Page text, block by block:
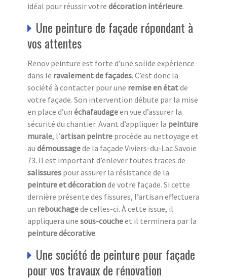
idéal pour réussir votre décoration intérieure.
Une peinture de façade répondant à
vos attentes
Renov peinture est forte d’une solide expérience
dans le ravalement de façades. C’est donc la
société à contacter pour une remise en étatde
votre façade. Son intervention débute par la mise
en place d’un échafaudageen vue d’assurer la
sécurité du chantier. Avant d’appliquer la peinture
murale, l’artisan peintre procède au nettoyage et
au démoussagede la façade Viviers-du-Lac Savoie
73. Il est important d’enlever toutes traces de
salissures pour assurer la résistance de la
peinture et décorationde votre façade. Si cette
dernière présente des fissures, l’artisan effectuera
un rebouchagede celles-ci. À cette issue, il
appliquera une sous-coucheet il terminera par la
peinture décorative.
Une société de peinture pour façade
pour vos travaux de rénovation